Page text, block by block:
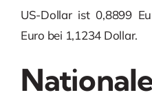
US-Dollar ist 0,8899
Euro bei 1,1234 Dollar.